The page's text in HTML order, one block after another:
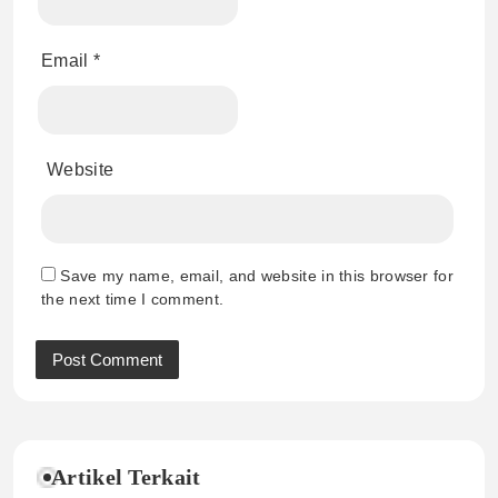
Email *
Website
Save my name, email, and website in this browser for
the next time I comment.
Artikel Terkait